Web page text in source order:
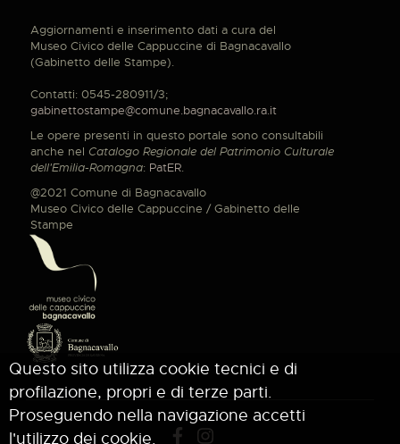
Aggiornamenti e inserimento dati a cura del
Museo Civico delle Cappuccine di Bagnacavallo
(Gabinetto delle Stampe).
Contatti: 0545-280911/3;
gabinettostampe@comune.bagnacavallo.ra.it
Le opere presenti in questo portale sono consultabili
anche nel Catalogo Regionale del Patrimonio Culturale
dell'Emilia-Romagna: PatER.
@2021 Comune di Bagnacavallo
Museo Civico delle Cappuccine / Gabinetto delle
Stampe
Questo sito utilizza cookie tecnici e di
profilazione, propri e di terze parti.
Proseguendo nella navigazione accetti
l'utilizzo dei cookie.